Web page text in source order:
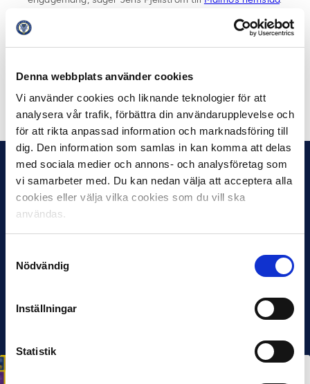
Denna webbplats använder cookies
Vi använder cookies och liknande teknologier för att
analysera vår trafik, förbättra din användarupplevelse och
för att rikta anpassad information och marknadsföring till
dig. Den information som samlas in kan komma att delas
med sociala medier och annons- och analysföretag som
vi samarbeter med. Du kan nedan välja att acceptera alla
cookies eller välja vilka cookies som du vill ska
användas.
Nödvändig
Inställningar
Statistik
Övriga matcher i den södra U21 Allsvenskan startar om
en vecka med den norra serien inleds imorgon den 21
Dela på Facebook Dela på Twitter